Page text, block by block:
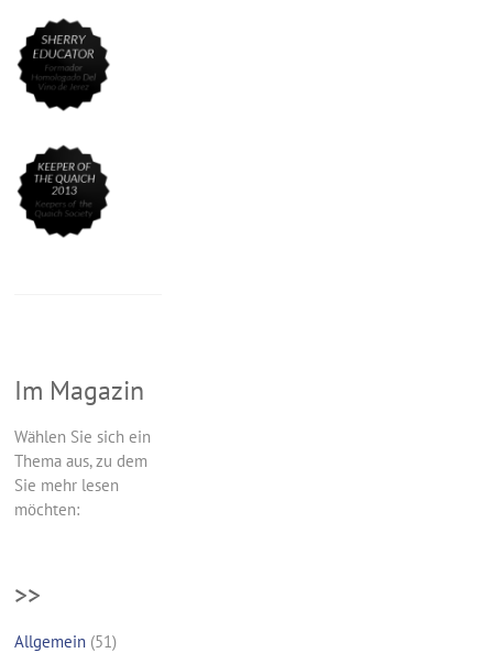
Im Magazin
Wählen Sie sich ein
Thema aus, zu dem
Sie mehr lesen
möchten:
>>
Allgemein (51)